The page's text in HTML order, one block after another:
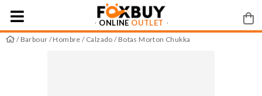
ONLINE OUTLET
/ Barbour /Hombre / Calzado / Botas Morton Chukka